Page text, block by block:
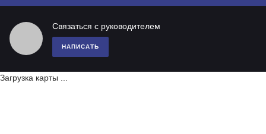
Связаться с руководителем
НАПИСАТЬ
Загрузка карты ...